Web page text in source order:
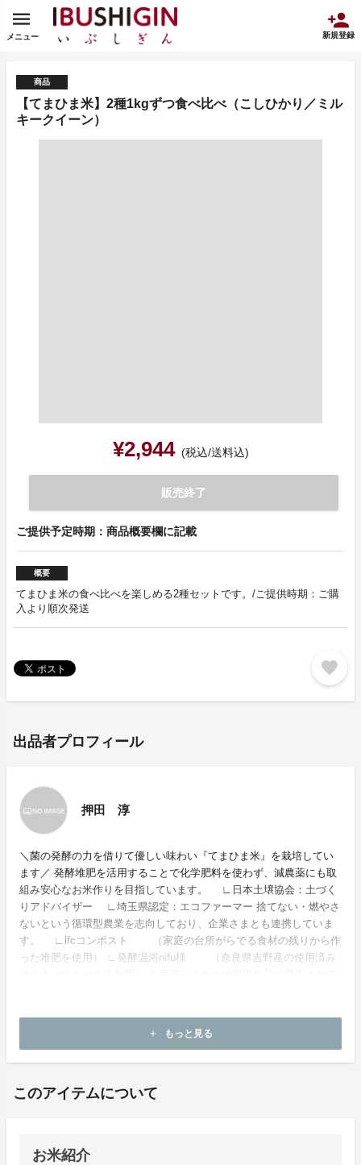
メニュー 新規登録
商品
【てまひま米】2種1kgずつ食べ比べ（こしひかり／ミル
キークイーン）
¥2,944 (税込/送料込)
販売終了
ご提供予定時期：商品概要欄に記載
概要
てまひま米の食べ比べを楽しめる2種セットです。/ご提供時期：ご購
入より順次発送
favorite
出品者プロフィール
押田 淳
＼菌の発酵の力を借りて優しい味わい『てまひま米』を栽培してい
ます／ 発酵堆肥を活用することで化学肥料を使わず、減農薬にも取
組み安心なお米作りを目指しています。 ∟日本土壌協会：土づく
りアドバイザー ∟埼玉県認定：エコファーマー 捨てない・燃やさ
ないという循環型農業を志向しており、企業さまとも連携していま
す。 ∟lfcコンポスト （家庭の台所がらでる食材の残りから作
った堆肥を使用） ∟発酵温浴nifu様 （奈良県吉野産の使用済み
add もっと見る
このアイテムについて
お米紹介